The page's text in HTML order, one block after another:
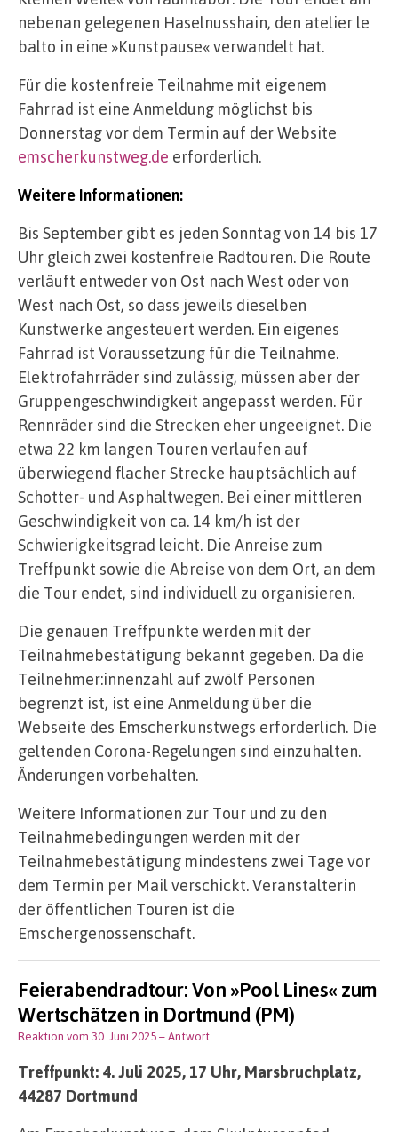
nebenan gelegenen Haselnusshain, den atelier le
balto in eine »Kunstpause« verwandelt hat.
Für die kostenfreie Teilnahme mit eigenem
Fahrrad ist eine Anmeldung möglichst bis
Donnerstag vor dem Termin auf der Website
emscherkunstweg.de erforderlich.
Weitere Informationen:
Bis September gibt es jeden Sonntag von 14 bis 17
Uhr gleich zwei kostenfreie Radtouren. Die Route
verläuft entweder von Ost nach West oder von
West nach Ost, so dass jeweils dieselben
Kunstwerke angesteuert werden. Ein eigenes
Fahrrad ist Voraussetzung für die Teilnahme.
Elektrofahrräder sind zulässig, müssen aber der
Gruppengeschwindigkeit angepasst werden. Für
Rennräder sind die Strecken eher ungeeignet. Die
etwa 22 km langen Touren verlaufen auf
überwiegend flacher Strecke hauptsächlich auf
Schotter- und Asphaltwegen. Bei einer mittleren
Geschwindigkeit von ca. 14 km/h ist der
Schwierigkeitsgrad leicht. Die Anreise zum
Treffpunkt sowie die Abreise von dem Ort, an dem
die Tour endet, sind individuell zu organisieren.
Die genauen Treffpunkte werden mit der
Teilnahmebestätigung bekannt gegeben. Da die
Teilnehmer:innenzahl auf zwölf Personen
begrenzt ist, ist eine Anmeldung über die
Webseite des Emscherkunstwegs erforderlich. Die
geltenden Corona-Regelungen sind einzuhalten.
Änderungen vorbehalten.
Weitere Informationen zur Tour und zu den
Teilnahmebedingungen werden mit der
Teilnahmebestätigung mindestens zwei Tage vor
dem Termin per Mail verschickt. Veranstalterin
der öffentlichen Touren ist die
Emschergenossenschaft.
Feierabendradtour: Von »Pool Lines« zum
Wertschätzen in Dortmund (PM)
Reaktion vom 30. Juni 2025– Antwort
Treffpunkt: 4. Juli 2025, 17 Uhr, Marsbruchplatz,
44287 Dortmund